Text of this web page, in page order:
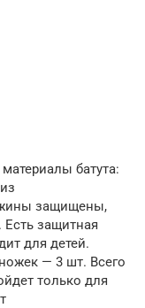
батута:
защищены,
Есть защитная
для детей.
— 3 шт. Всего
только для